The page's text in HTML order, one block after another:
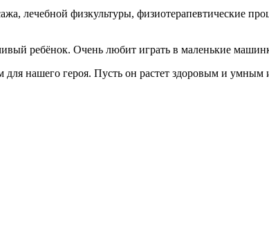
лечебной физкультуры, физиотерапевтические
ребёнок. Очень любит играть в маленькие
нашего героя. Пусть он растет здоровым и умным